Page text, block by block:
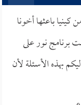
باعثها أخونا
برنامج نور على
بهذه الأسئلة لأن